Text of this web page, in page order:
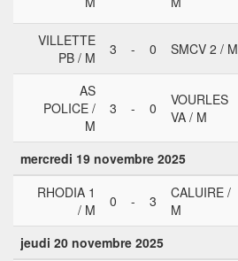
VILLETTE
PB / M
3 - 0 SMCV 2 / M
AS
POLICE /
M
3 - 0
VOURLES
VA / M
mercredi 19 novembre 2025
RHODIA 1
/ M
0 - 3
CALUIRE /
M
jeudi 20 novembre 2025